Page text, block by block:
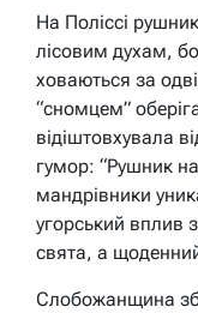
На Поліссі
лісовим духам,
ховаються за
“сномцем”
відіштовхувала
гумор: “Рушник
мандрівники
угорський вплив
свята, а
Слобожанщина